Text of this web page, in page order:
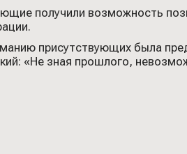
получили возможность
присутствующих была
«Не зная прошлого,